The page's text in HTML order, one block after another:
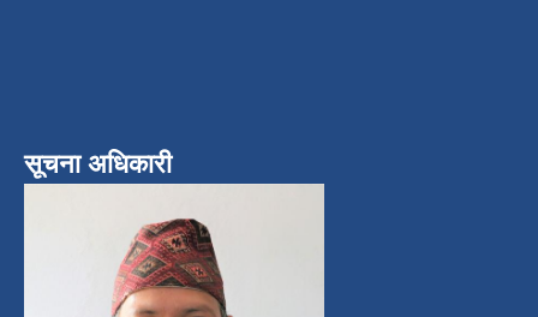
सूचना अधिकारी